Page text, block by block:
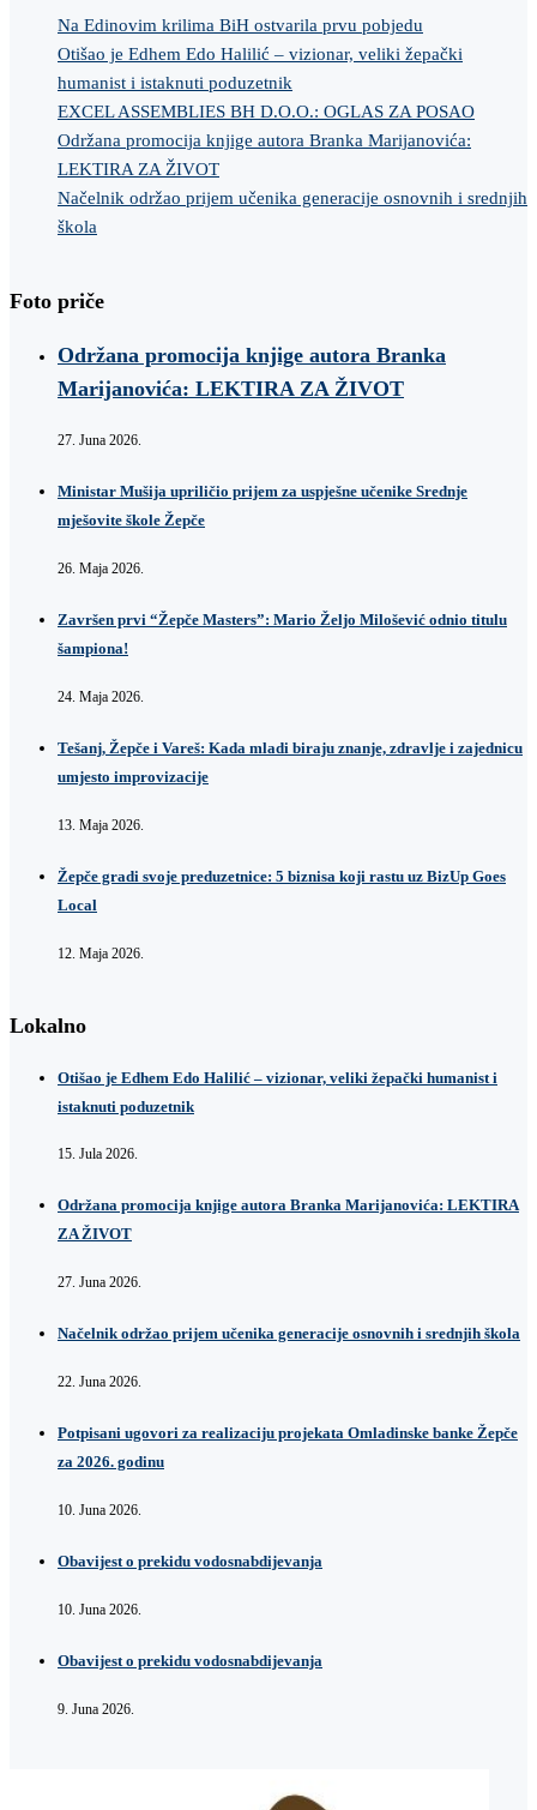
Na Edinovim krilima BiH ostvarila prvu pobjedu
Otišao je Edhem Edo Halilić – vizionar, veliki žepački
humanist i istaknuti poduzetnik
EXCEL ASSEMBLIES BH D.O.O.: OGLAS ZA POSAO
Održana promocija knjige autora Branka Marijanovića:
LEKTIRA ZA ŽIVOT
Načelnik održao prijem učenika generacije osnovnih i srednjih
škola
Foto priče
Održana promocija knjige autora Branka
Marijanovića: LEKTIRA ZA ŽIVOT
27. Juna 2026.
Ministar Mušija upriličio prijem za uspješne učenike Srednje
mješovite škole Žepče
26. Maja 2026.
Završen prvi “Žepče Masters”: Mario Željo Milošević odnio titulu
šampiona!
24. Maja 2026.
Tešanj, Žepče i Vareš: Kada mladi biraju znanje, zdravlje i zajednicu
umjesto improvizacije
13. Maja 2026.
Žepče gradi svoje preduzetnice: 5 biznisa koji rastu uz BizUp Goes
Local
12. Maja 2026.
Lokalno
Otišao je Edhem Edo Halilić – vizionar, veliki žepački humanist i
istaknuti poduzetnik
15. Jula 2026.
Održana promocija knjige autora Branka Marijanovića: LEKTIRA
ZA ŽIVOT
27. Juna 2026.
Načelnik održao prijem učenika generacije osnovnih i srednjih škola
22. Juna 2026.
Potpisani ugovori za realizaciju projekata Omladinske banke Žepče
za 2026. godinu
10. Juna 2026.
Obavijest o prekidu vodosnabdijevanja
10. Juna 2026.
Obavijest o prekidu vodosnabdijevanja
9. Juna 2026.